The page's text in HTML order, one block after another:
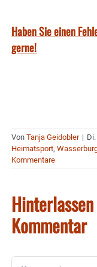
Haben Sie einen
gerne!
Von Tanja Geidobler |
Heimatsport,
Kommentare
Kommentar